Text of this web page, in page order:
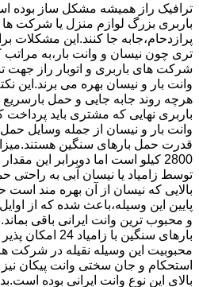
ترافیک راز همیشه مشکل ساز بوده
باربری بزرگ لوازم منزل یا شرکت ها
پرازدحام،جابه جا کنند.این
تری چون نیسان و وانت بار،به
شرکت های باربری و اتوبار راز جهت
وانت بار و نیسان بهره می برند.این
هرچه روند جابه جایی و حمل بارسریع
باربری نهایی که مشتری باید پرداخت
وانت بار و نیسان از جمله وسایل
قدرت حمل بارهای سنگین
توسط زامیاد یا نیسان آبی به
بالایی که نیسان از آن بهره مند است
پایین این وسیله،باعث شده که از
و محبوب ترین وانت ایرانی باقی
بارهای سنگین با
محبوبیت این وسیله نقیله در شرکت
استحکام و جان سختی وانت پیکان